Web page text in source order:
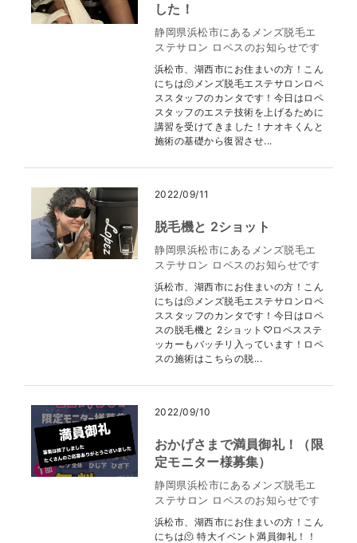
した！
静岡県浜松市にあるメンズ脱毛エ
ステサロン ロペスのお知らせです
浜松市、湖西市にお住まいの方！こん
にちは🫠メンズ脱毛エステサロンロペ
ススタッフのカンタです！今日はロペ
スタッフのエステ技術を上げるために
講習を受けてきました！ナオキくんと
施術の基礎から復習させ...
2022/09/11
脱毛機と 2ショット
静岡県浜松市にあるメンズ脱毛エ
ステサロン ロペスのお知らせです
浜松市、湖西市にお住まいの方！こん
にちは🫠メンズ脱毛エステサロンロペ
ススタッフのカンタです！今日はロペ
スの脱毛機と 2ショット♡ロペスステ
ッカーもバッチリ入っています！ロペ
スの施術はこちらの脱...
2022/09/10
おかげさまで満員御礼！（限
定モニター様募集）
静岡県浜松市にあるメンズ脱毛エ
ステサロン ロペスのお知らせです
浜松市、湖西市にお住まいの方！こん
にちは🫠 特大イベント満員御礼！！